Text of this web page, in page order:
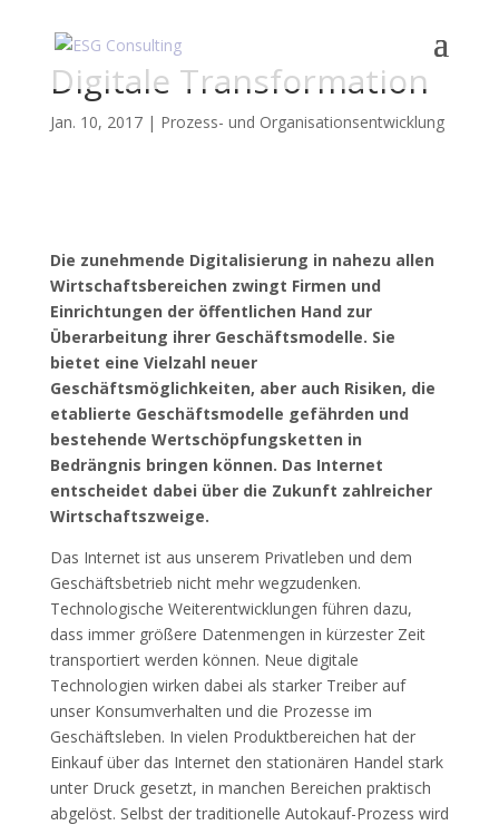
Digitale Transformation
Jan. 10, 2017| Prozess- und Organisationsentwicklung
Die zunehmende Digitalisierung in nahezu allen
Wirtschaftsbereichen zwingt Firmen und
Einrichtungen der öffentlichen Hand zur
Überarbeitung ihrer Geschäftsmodelle. Sie
bietet eine Vielzahl neuer
Geschäftsmöglichkeiten, aber auch Risiken, die
etablierte Geschäftsmodelle gefährden und
bestehende Wertschöpfungsketten in
Bedrängnis bringen können. Das Internet
entscheidet dabei über die Zukunft zahlreicher
Wirtschaftszweige.
Das Internet ist aus unserem Privatleben und dem
Geschäftsbetrieb nicht mehr wegzudenken.
Technologische Weiterentwicklungen führen dazu,
dass immer größere Datenmengen in kürzester Zeit
transportiert werden können. Neue digitale
Technologien wirken dabei als starker Treiber auf
unser Konsumverhalten und die Prozesse im
Geschäftsleben. In vielen Produktbereichen hat der
Einkauf über das Internet den stationären Handel stark
unter Druck gesetzt, in manchen Bereichen praktisch
abgelöst. Selbst der traditionelle Autokauf-Prozess wird